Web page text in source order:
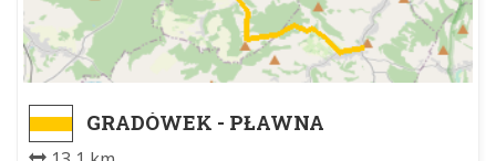
GRADÓWEK - PŁAWNA